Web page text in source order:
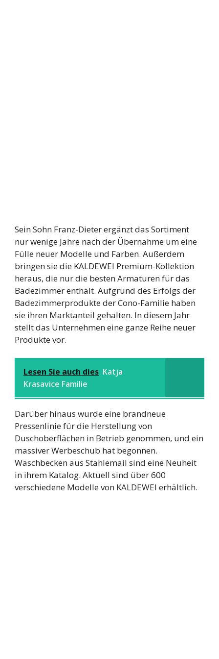
Sein Sohn Franz-Dieter ergänzt das Sortiment
nur wenige Jahre nach der Übernahme um eine
Fülle neuer Modelle und Farben. Außerdem
bringen sie die KALDEWEI Premium-Kollektion
heraus, die nur die besten Armaturen für das
Badezimmer enthält. Aufgrund des Erfolgs der
Badezimmerprodukte der Cono-Familie haben
sie ihren Marktanteil gehalten. In diesem Jahr
stellt das Unternehmen eine ganze Reihe neuer
Produkte vor.
Lesen Sie auch dies Katja
Krasavice Familie
Darüber hinaus wurde eine brandneue
Pressenlinie für die Herstellung von
Duschoberflächen in Betrieb genommen, und ein
massiver Werbeschub hat begonnen.
Waschbecken aus Stahlemail sind eine Neuheit
in ihrem Katalog. Aktuell sind über 600
verschiedene Modelle von KALDEWEI erhältlich.